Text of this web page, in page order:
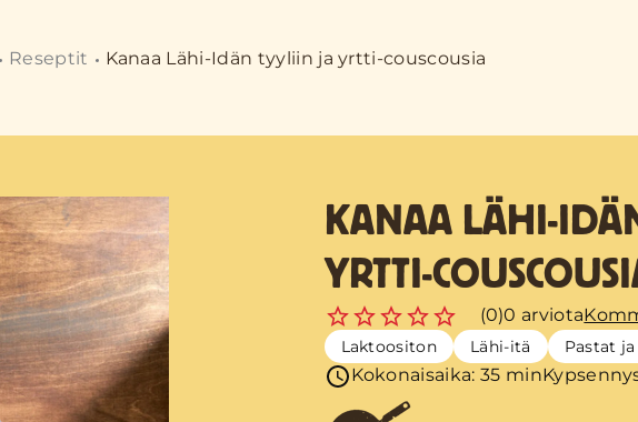
Reseptit Kanaa Lähi-Idän tyyliin ja yrtti-couscousia
KANAA LÄHI-
YRTTI-
(0)0 arviota
Laktoositon Lähi-itä Pastat
Kokonaisaika: 35 min